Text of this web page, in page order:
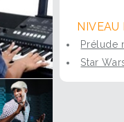
NIVEAU
Prélude
Star